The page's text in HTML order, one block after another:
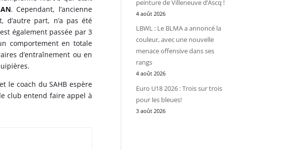
. Cependant, l’ancienne
d’autre part, n’a pas été
également passée par 3
comportement en totale
d’entraînement ou en
le coach du SAHB espère
club entend faire appel à
peinture de Villeneuve d’Ascq !
4 août 2026
LBWL : Le BLMA a annoncé la
couleur, avec une nouvelle
menace offensive dans ses
rangs
4 août 2026
Euro U18 2026 : Trois sur trois
pour les bleues!
3 août 2026